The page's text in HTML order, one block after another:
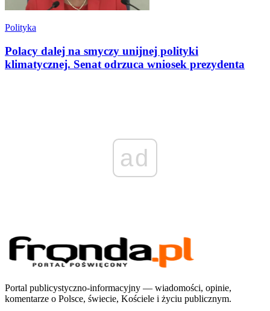
Polityka
Polacy dalej na smyczy unijnej polityki
klimatycznej. Senat odrzuca wniosek prezydenta
ad
Portal publicystyczno-informacyjny — wiadomości, opinie,
komentarze o Polsce, świecie, Kościele i życiu publicznym.